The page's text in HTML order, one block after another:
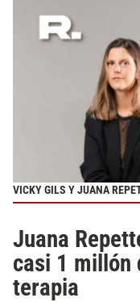
VICKY GILS Y JUANA
Juana
casi 1 millón
terapia